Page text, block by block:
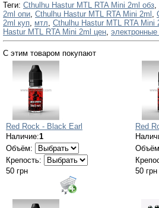
Теги: Cthulhu Hastur MTL RTA Mini 2ml обз,
2ml опи, Cthulhu Hastur MTL RTA Mini 2ml ,
2ml куп, мтл, Cthulhu Hastur MTL RTA Mini
Hastur MTL RTA Mini 2ml цен, электронные
С этим товаром покупают
Red Rock - Black Earl
Наличие:1
Объём:
Крепость:
50 грн
Red
50 грн